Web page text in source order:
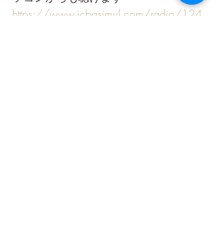
https://www.jcbasimul.com/radio/124